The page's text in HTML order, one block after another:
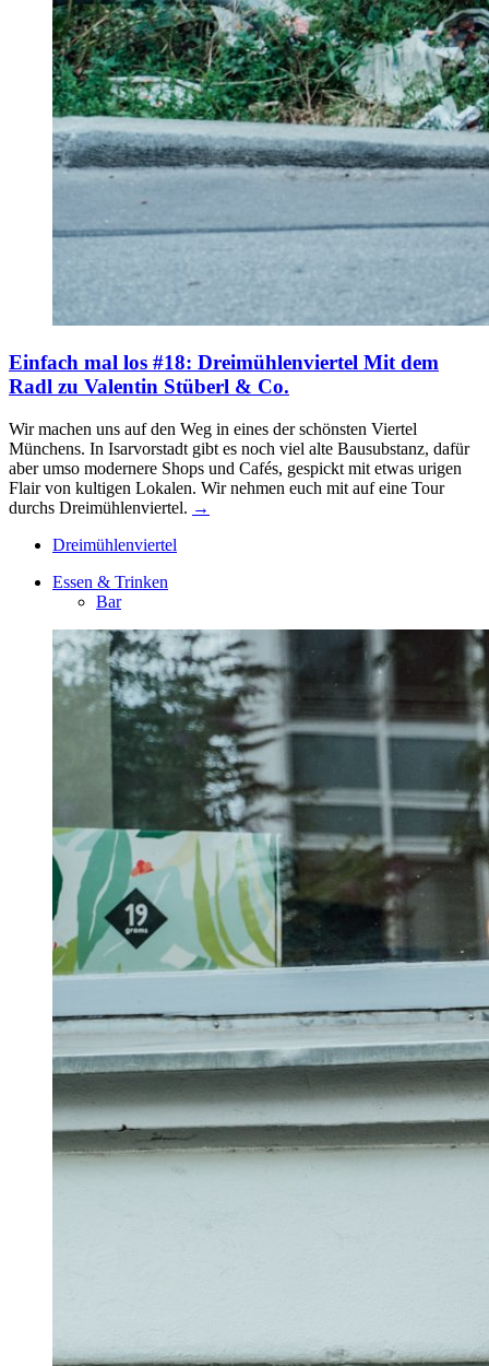
Einfach mal los #18: Dreimühlenviertel Mit dem
Radl zu Valentin Stüberl & Co.
Wir machen uns auf den Weg in eines der schönsten Viertel
Münchens. In Isarvorstadt gibt es noch viel alte Bausubstanz, dafür
aber umso modernere Shops und Cafés, gespickt mit etwas urigen
Flair von kultigen Lokalen. Wir nehmen euch mit auf eine Tour
durchs Dreimühlenviertel. →
Dreimühlenviertel
Essen & Trinken
Bar